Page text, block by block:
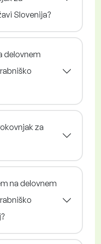
Slovenija?
delovnem
za
na delovnem